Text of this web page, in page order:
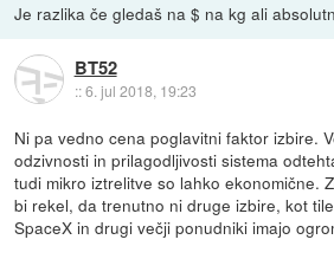
Je razlika če gledaš na $ na kg ali
BT52
::6. jul 2018, 19:23
Ni pa vedno cena poglavitni faktor izbire.
odzivnosti in prilagodljivosti sistema
tudi mikro iztrelitve so lahko ekonomične.
bi rekel, da trenutno ni druge izbire, kot
SpaceX in drugi večji ponudniki imajo